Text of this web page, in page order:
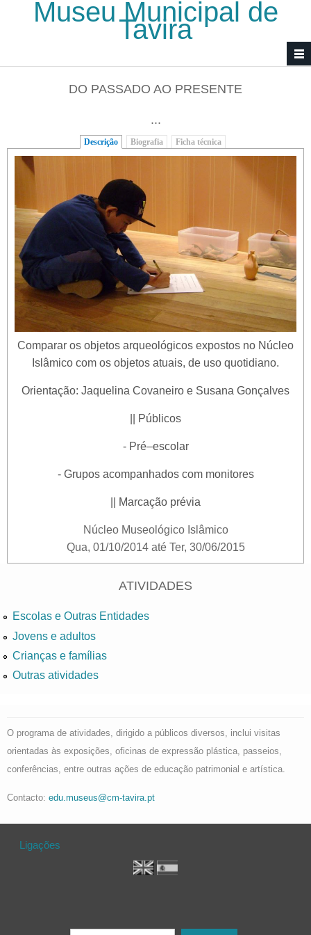
Passar para o conteúdo principal
Museu Municipal de
Tavira
DO PASSADO AO PRESENTE
...
Descrição (separador ativo)
Biografia Ficha técnica
Comparar os objetos arqueológicos expostos no Núcleo
Islâmico com os objetos atuais, de uso quotidiano.
Orientação: Jaquelina Covaneiro e Susana Gonçalves
|| Públicos
- Pré–escolar
- Grupos acompanhados com monitores
|| Marcação prévia
Núcleo Museológico Islâmico
Qua, 01/10/2014até Ter, 30/06/2015
ATIVIDADES
Escolas e Outras Entidades
Jovens e adultos
Crianças e famílias
Outras atividades
O programa de atividades, dirigido a públicos diversos, inclui visitas
orientadas às exposições, oficinas de expressão plástica, passeios,
conferências, entre outras ações de educação patrimonial e artística.
Contacto: edu.museus@cm-tavira.pt
Ligações